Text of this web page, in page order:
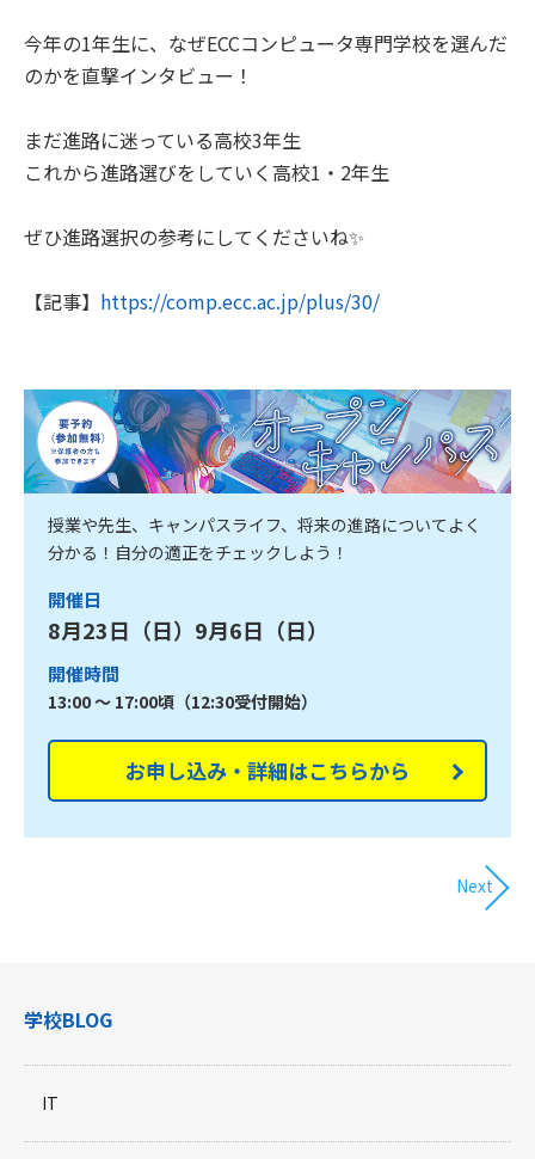
今年の1年生に、なぜECCコンピュータ専門学校を選んだ
のかを直撃インタビュー！
まだ進路に迷っている高校3年生
これから進路選びをしていく高校1・2年生
ぜひ進路選択の参考にしてくださいね✨
【記事】 https://comp.ecc.ac.jp/plus/30/
授業や先生、キャンパスライフ、将来の進路についてよく
分かる！自分の適正をチェックしよう！
開催日
8月23日（日）9月6日（日）
開催時間
13:00 ～ 17:00頃（12:30受付開始）
お申し込み・詳細はこちらから
Next
学校BLOG
IT